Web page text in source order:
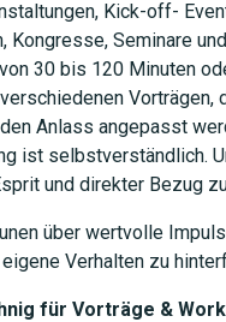
Kick-off-
Kongresse, Seminare
30 bis 120 Minuten
Anlass angepasst
ist selbstverständlich.
und direkter Bezug
über wertvolle
Verhalten zu
für Vorträge &